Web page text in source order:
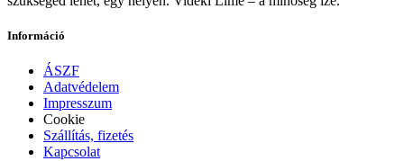
Információ
ÁSZF
Adatvédelem
Impresszum
Cookie
Szállítás, fizetés
Kapcsolat